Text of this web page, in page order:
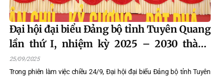
Đại hội đại biểu Đảng bộ tỉnh Tuyên Quang
lần thứ I, nhiệm kỳ 2025 – 2030 thành
công tốt đẹp
25/09/2025
Trong phiên làm việc chiều 24/9, Đại hội đại biểu Đảng bộ tỉnh Tuyên